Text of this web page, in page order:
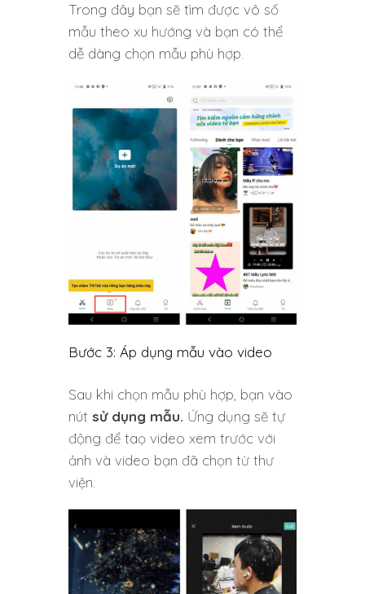
Trong đây bạn sẽ tìm được vô số
mẫu theo xu hướng và bạn có thể
dễ dàng chọn mẫu phù hợp.
Bước 3: Áp dụng mẫu vào video
Sau khi chọn mẫu phù hợp, bạn vào
nút sử dụng mẫu. Ứng dụng sẽ tự
động để taọ video xem trước với
ảnh và video bạn đã chọn từ thư
viện.